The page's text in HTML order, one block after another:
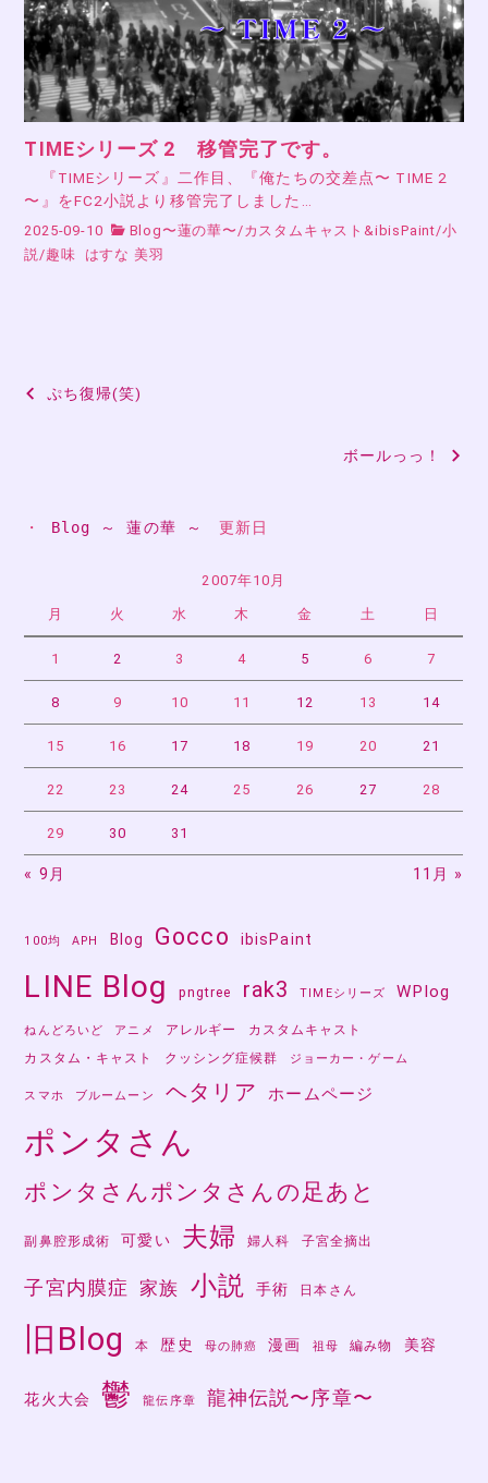
TIMEシリーズ 2 移管完了です。
『TIMEシリーズ』二作目、『俺たちの交差点〜 TIME 2
〜』をFC2小説より移管完了しました…
2025-09-10 Blog〜蓮の華〜/カスタムキャスト&ibisPaint/小
説/趣味 はすな 美羽
投
ぷち復帰(笑)
ボールっっ！
・ Blog ～ 蓮の華 ～ 更新日
2007年10月
月 火 水 木 金 土 日
1 2 3 4 5 6 7
8 9 10 11 12 13 14
15 16 17 18 19 20 21
22 23 24 25 26 27 28
29 30 31
« 9月 11月 »
100均 APH Blog Gocco ibisPaint
LINE Blog pngtree rak3 TIMEシリーズ WPlog
ねんどろいど アニメ アレルギー
カスタムキャスト
カスタム・キャスト
クッシング症候群 ジョーカー・ゲーム
スマホ ブルームーン ヘタリア ホームページ
ポンタさん
ポンタさんポンタさんの足あと
副鼻腔形成術 可愛い 夫婦 婦人科 子宮全摘出
子宮内膜症 家族 小説 手術 日本さん
旧Blog 本 歴史 母の肺癌 漫画 祖母 編み物 美容
花火大会 鬱 龍伝序章 龍神伝説〜序章〜